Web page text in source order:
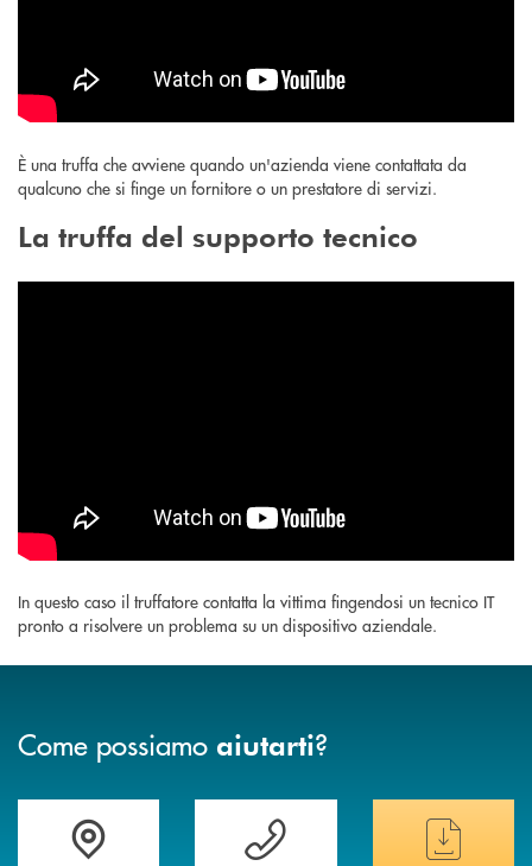
È una truffa che avviene quando un'azienda viene contattata da
qualcuno che si finge un fornitore o un prestatore di servizi.
La truffa del supporto tecnico
In questo caso il truffatore contatta la vittima fingendosi un tecnico IT
pronto a risolvere un problema su un dispositivo aziendale.
Come possiamo aiutarti?
Trova la filiale&nbsp; più vicina a teHai bisogno di assistenza immediata ?
Hai bisogno di